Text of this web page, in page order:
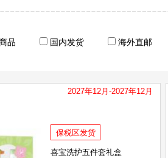
王 BANANA BOAT香蕉船
柔 资生堂 VAPE/未来
屁屁乐 布朗博士
肤 美国Desitin 日本象印
品 国内发货 海外直邮
2027年12月-2027年12月
保税区发货
喜宝洗护五件套礼盒